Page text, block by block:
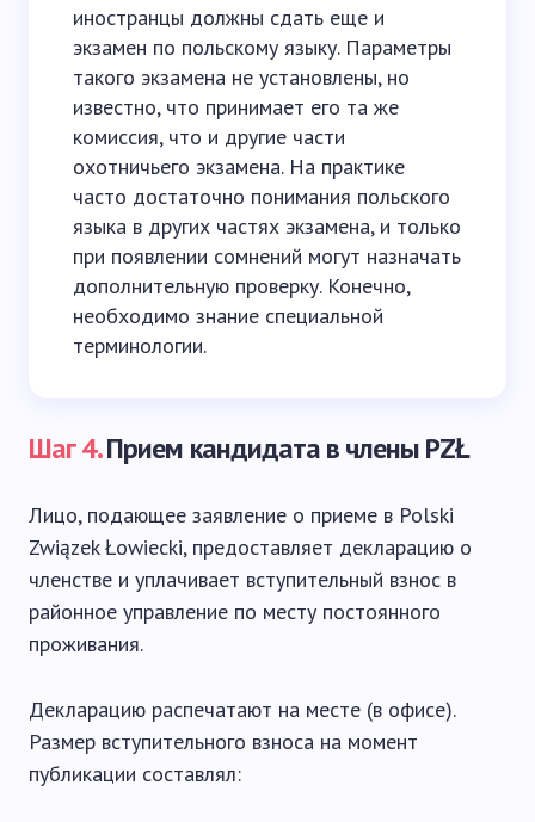
иностранцы должны сдать еще и
экзамен по польскому языку. Параметры
такого экзамена не установлены, но
известно, что принимает его та же
комиссия, что и другие части
охотничьего экзамена. На практике
часто достаточно понимания польского
языка в других частях экзамена, и только
при появлении сомнений могут назначать
дополнительную проверку. Конечно,
необходимо знание специальной
терминологии.
Шаг 4.Прием кандидата в члены PZŁ
Лицо, подающее заявление о приеме в Polski
Związek Łowiecki, предоставляет декларацию о
членстве и уплачивает вступительный взнос в
районное управление по месту постоянного
проживания.
Декларацию распечатают на месте (в офисе).
Размер вступительного взноса на момент
публикации составлял: